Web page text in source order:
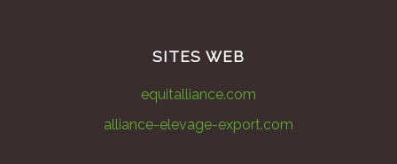
SITES WEB
equitalliance.com
alliance-elevage-export.com